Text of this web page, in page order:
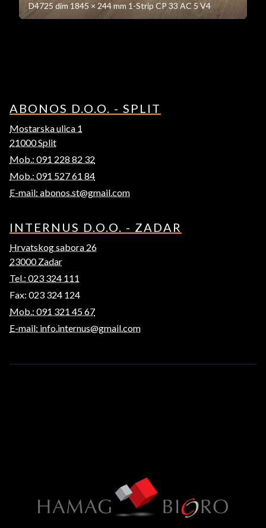
D4725 dim 1845 × 244 mm 1-Strip CP 33 AC 5 V4
ABONOS D.O.O. - SPLIT
Mostarska ulica 1
21000 Split
Mob.: 091 228 82 32
Mob.: 091 527 61 84
E-mail: abonos.st@gmail.com
INTERNUS D.O.O. - ZADAR
Hrvatskog sabora 26
23000 Zadar
Tel.: 023 324 111
Fax: 023 324 124
Mob.: 091 321 45 67
E-mail: info.internus@gmail.com